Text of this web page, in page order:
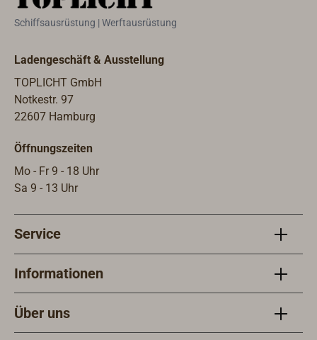
Filterbett.Einfache Montage durch
mm Schlauch und ½"-
Außengewinde).Abmessungen (L x B
x H ): 230 x 100 x 140 mm.Standzeit
der Filterpatrone: 4.500 Liter oder 1
Werkzeug.
Schiffsausrüstung | Werftausrüstung
Ladengeschäft & Ausstellung
TOPLICHT GmbH
Notkestr. 97
22607 Hamburg
Öffnungszeiten
Mo - Fr 9 - 18 Uhr
Sa 9 - 13 Uhr
Service
Informationen
Über uns